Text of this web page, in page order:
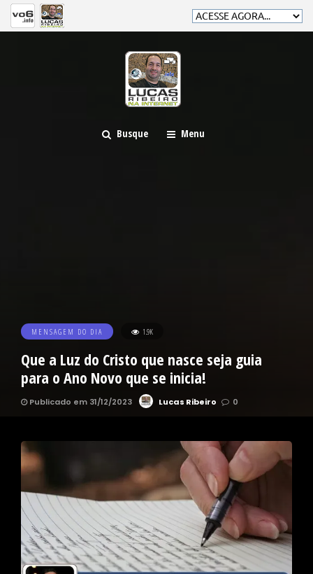
Busque Menu
MENSAGEM DO DIA 1.9K
Que a Luz do Cristo que nasce seja guia
para o Ano Novo que se inicia!
Publicado em 31/12/2023 Lucas Ribeiro 0